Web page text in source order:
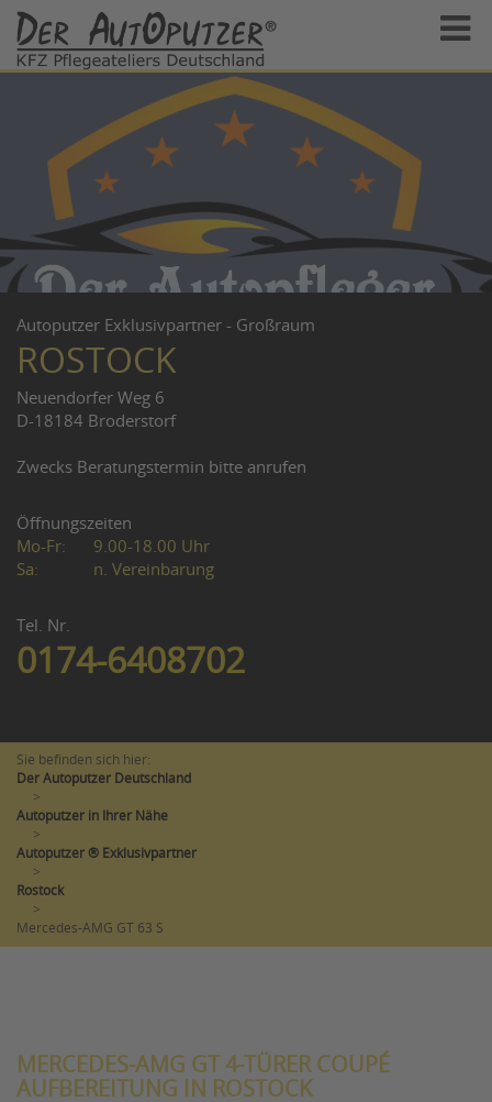
Autoputzer Exklusivpartner - Großraum
ROSTOCK
Neuendorfer Weg 6
D-18184 Broderstorf
Zwecks Beratungstermin bitte anrufen
Öffnungszeiten
Mo-Fr:
9.00-18.00 Uhr
Sa:
n. Vereinbarung
Tel. Nr.
0174-6408702
Sie befinden sich hier:
Der Autoputzer Deutschland
>
Autoputzer in Ihrer Nähe
>
Autoputzer ® Exklusivpartner
>
Rostock
>
Mercedes-AMG GT 63 S
MERCEDES-AMG GT 4-TÜRER COUPÉ
AUFBEREITUNG IN ROSTOCK